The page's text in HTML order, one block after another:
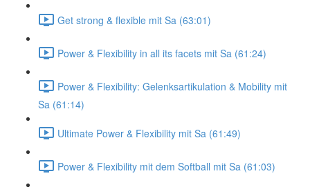
Get strong & flexible mit Sa (63:01)
Power & Flexibility in all its facets mit Sa (61:24)
Power & Flexibility: Gelenksartikulation & Mobility mit
Sa (61:14)
Ultimate Power & Flexibility mit Sa (61:49)
Power & Flexibility mit dem Softball mit Sa (61:03)